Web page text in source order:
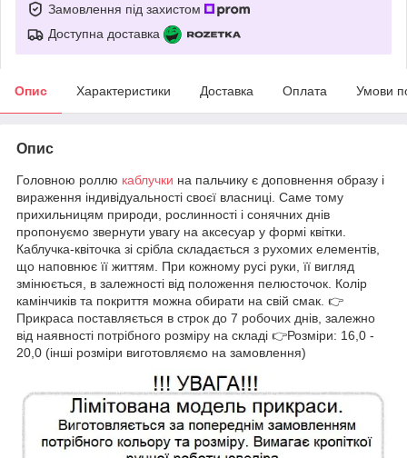
Замовлення під захистом
Доступна доставка
Опис Характеристики Доставка Оплата Умови
Опис
Головною роллю каблучки на пальчику є доповнення образу і
вираження індивідуальності своєї власниці. Саме тому
прихильницям природи, рослинності і сонячних днів
пропонуємо звернути увагу на аксесуар у формі квітки.
Каблучка-квіточка зі срібла складається з рухомих елементів,
що наповнює її життям. При кожному русі руки, її вигляд
змінюється, в залежності від положення пелюсточок. Колір
камінчиків та покриття можна обирати на свій смак. 👉
Прикраса поставляється в строк до 7 робочих днів, залежно
від наявності потрібного розміру на складі 👉Розміри: 16,0 -
20,0 (інші розміри виготовляємо на замовлення)